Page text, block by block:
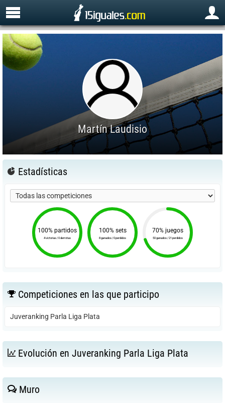
Martín Laudisio
Estadísticas
100% partidos
4 victorias / 0 derrotas
100% sets
8 ganados / 0 perdidos
70% juegos
50 ganados / 21 perdidos
Competiciones en las que participo
Juveranking Parla Liga Plata
Evolución en Juveranking Parla Liga Plata
Muro